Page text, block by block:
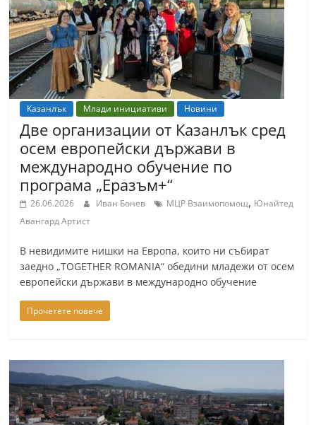
Казанлък Млади инициативи Новини
Две организации от Казанлък сред
осем европейски държави в
международно обучение по
програма „Еразъм+“
26.06.2026 Иван Бонев МЦР Взаимопомощ, Юнайтед
Авангард Артист
В невидимите нишки на Европа, които ни събират
заедно „TOGETHER ROMANIA“ обедини младежи от осем
европейски държави в международно обучение
Прочетете повече